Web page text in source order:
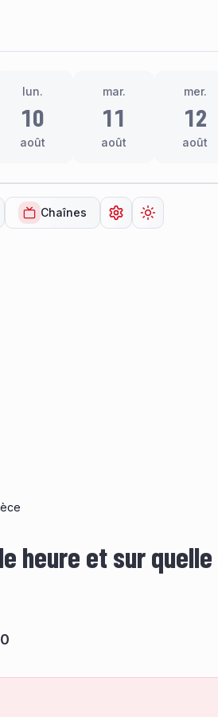
lun.
10
août
mar.
11
août
mer.
12
août
Chaînes Ouvrir lesChanger de
heure et sur